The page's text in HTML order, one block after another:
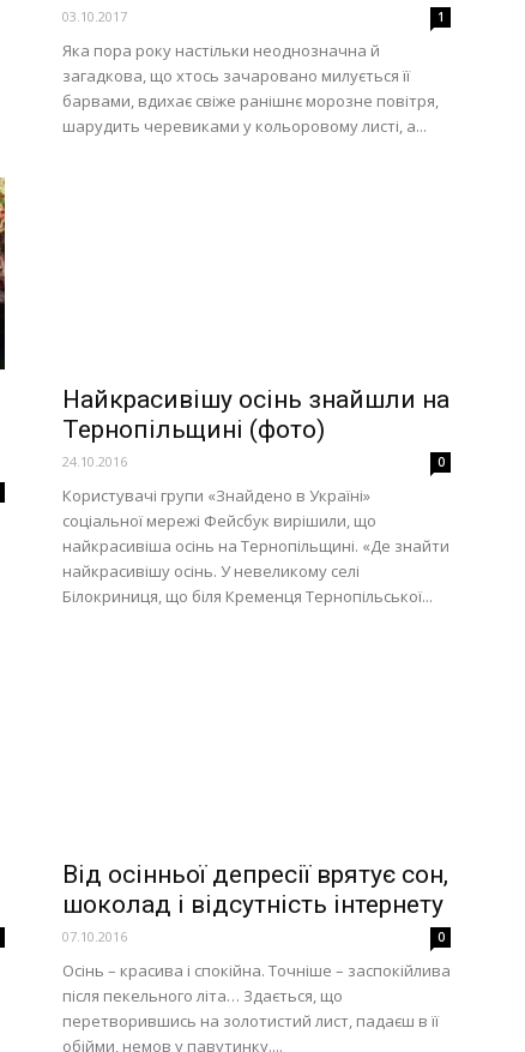
03.10.2017 1
Яка пора року настільки неоднозначна й
загадкова, що хтось зачаровано милується її
барвами, вдихає свіже ранішнє морозне повітря,
шарудить черевиками у кольоровому листі, а...
Найкрасивішу осінь знайшли на
Тернопільщині (фото)
24.10.2016 0
Користувачі групи «Знайдено в Україні»
соціальної мережі Фейсбук вирішили, що
найкрасивіша осінь на Тернопільщині. «Де знайти
найкрасивішу осінь. У невеликому селі
Білокриниця, що біля Кременця Тернопільської...
Від осінньої депресії врятує сон,
шоколад і відсутність інтернету
07.10.2016 0
Осінь – красива і спокійна. Точніше – заспокійлива
після пекельного літа… Здається, що
перетворившись на золотистий лист, падаєш в її
обійми, немов у павутинку....